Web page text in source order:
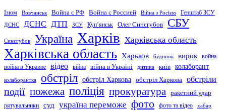
Ізюм Вовчанськ Война с РФ Война с Россией Війна з Росією Генштаб ЗСУ
ДСНС ДСНС ДТП ЗСУ Купʼянськ Олег Синєгубов СБУ
Синєгубов Україна Харків Харківська область
Харківська область Харьков будинок вирок война
война в Украине відео війна війна в Україні дитина київ колаборант
колаборантка обстріл обстріл Харкова обстріл Харкова обстріли
події пожежа поліція прокуратура
ракетний удар
рятувальники
суд україна переможе фото фото та відео хабар